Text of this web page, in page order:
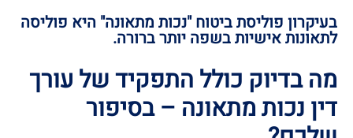
בעיקרון פוליסת ביטוח "נכות מתאונה" היא פוליסה
לתאונות אישיות בשפה יותר ברורה.
מה בדיוק כולל התפקיד של עורך
דין נכות מתאונה – בסיפור